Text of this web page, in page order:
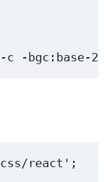
-bgc:base-2
react' ;